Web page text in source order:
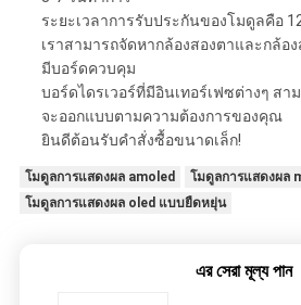
ระยะเวลาการรับประกันของโมดูลคือ
เราสามารถจัดหากล้องสองตาและกล้อ
มีบอร์ดควบคุม
บอร์ดไดรเวอร์ที่มีอินเทอร์เฟซต่างๆ สา
จะออกแบบตามความต้องการของคุณ
ยินดีต้อนรับคำสั่งซื้อขนาดเล็ก!
โมดูลการแสดงผล amoled
โมดูลการแสดงผล
โมดูลการแสดงผล oled แบบยืดหยุ่น
এর সেরা মূল্য পান